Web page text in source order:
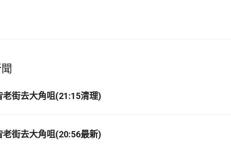
老街去大角咀(21:15清理)
老街去大角咀(20:56最新)